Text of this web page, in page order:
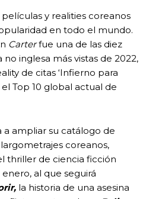
películas y realities coreanos
en todo el mundo.
Carterfue una de las diez
inglesa más vistas de 2022,
de citas ‘Infierno para
Top 10 global actual de
a ampliar su catálogo de
coreanos,
thriller de ciencia ficción
al que seguirá
la historia de una asesina